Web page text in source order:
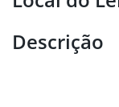
Descrição